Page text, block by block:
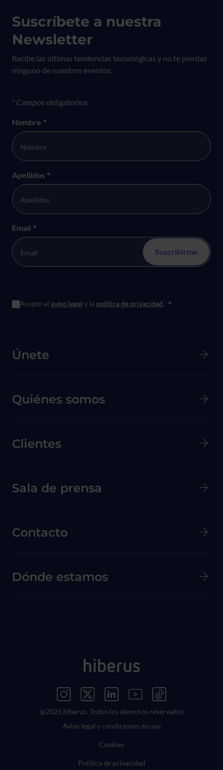
Suscríbete a nuestra
Newsletter
Recibe las últimas tendencias tecnológicas y no te pierdas
ninguno de nuestros eventos.
Formulario newsletter
* Campos obligatorios
Nombre *
Apellidos *
Email *
Acepto el aviso legal y la política de privacidad. *
Menú principal de Pie de página
Únete
Quiénes somos
Clientes
Menú secundario de pie de página
Sala de prensa
Contacto
Dónde estamos
Menú Redes Sociales
@2025 hiberus. Todos los derechos reservados
Aviso legal y condiciones de uso
Cookies
Política de privacidad